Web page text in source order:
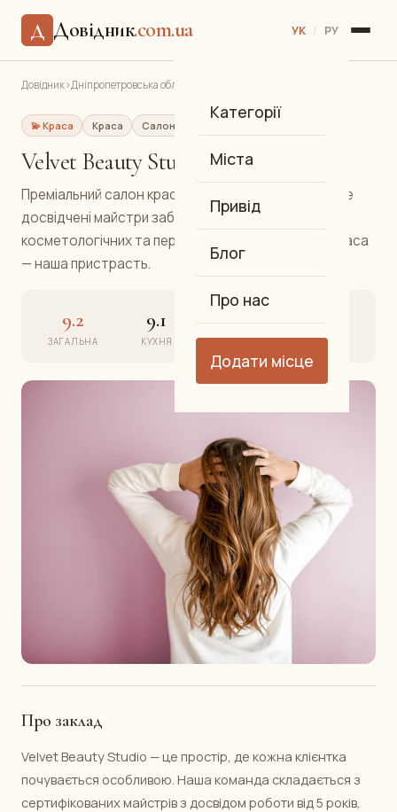
Д Довідник.com.ua УК / РУ
Категорії
Міста
Привід
Блог
Про нас
Додати місце
Довідник›Дніпропетровська обл.
💫 Краса Краса Салон краси Самарський
Velvet Beauty Studio
Преміальний салон краси у Самарському районі, де
досвідчені майстри забезпечують повний спектр
косметологічних та перукарських послуг. Ваша краса
— наша пристрасть.
9.2
ЗАГАЛЬНА
9.1
КУХНЯ
9.4
АТМОСФЕРА
9.3
СЕРВІС
Про заклад
Velvet Beauty Studio — це простір, де кожна клієнтка
почувається особливою. Наша команда складається з
сертифікованих майстрів з досвідом роботи від 5 років,